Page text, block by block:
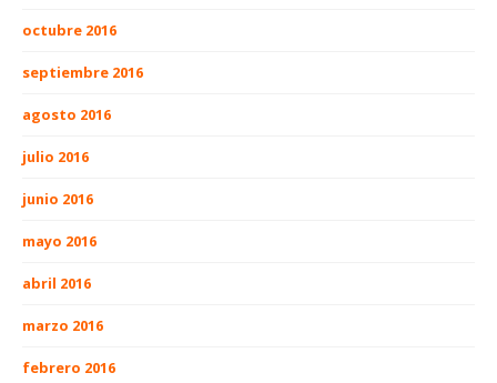
octubre 2016
septiembre 2016
agosto 2016
julio 2016
junio 2016
mayo 2016
abril 2016
marzo 2016
febrero 2016